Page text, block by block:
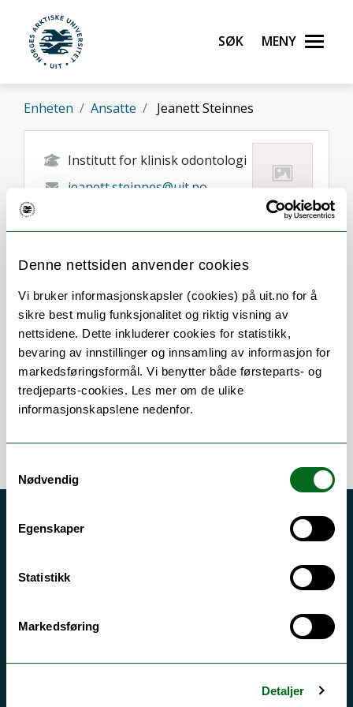
Denne nettsiden anvender cookies
Vi bruker informasjonskapsler (cookies) på uit.no for å
sikre best mulig funksjonalitet og riktig visning av
nettsidene. Dette inkluderer cookies for statistikk,
bevaring av innstillinger og innsamling av informasjon for
markedsføringsformål. Vi benytter både førsteparts- og
tredjeparts-cookies. Les mer om de ulike
informasjonskapslene nedenfor.
Nødvendig
Egenskaper
Statistikk
Markedsføring
Detaljer
Gå til hovedinnhold
UiT Norges arktiske universitet
Søk Meny
Enheten Ansatte Jeanett Steinnes
Institutt for klinisk odontologi
jeanett.steinnes@uit.no
Om
Forskning og undervisning
Publikasjoner
Akutt hjelp
Driftsmeldinger
Informasjonskapsler